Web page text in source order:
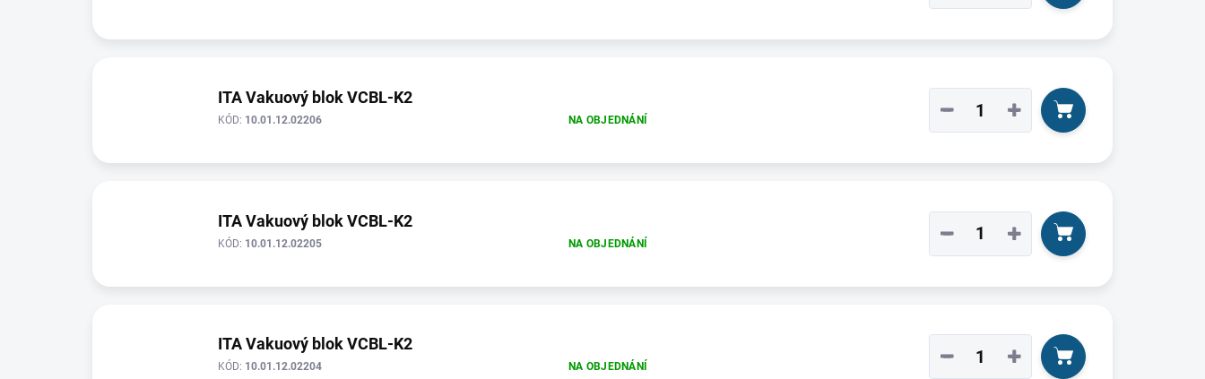
ITA Vakuový blok VCBL-K2
NA OBJEDNÁNÍ
KÓD: 10.01.12.02206 +
−
ITA Vakuový blok VCBL-K2
NA OBJEDNÁNÍ
KÓD: 10.01.12.02205 +
−
ITA Vakuový blok VCBL-K2
NA OBJEDNÁNÍ
KÓD: 10.01.12.02204 +
−